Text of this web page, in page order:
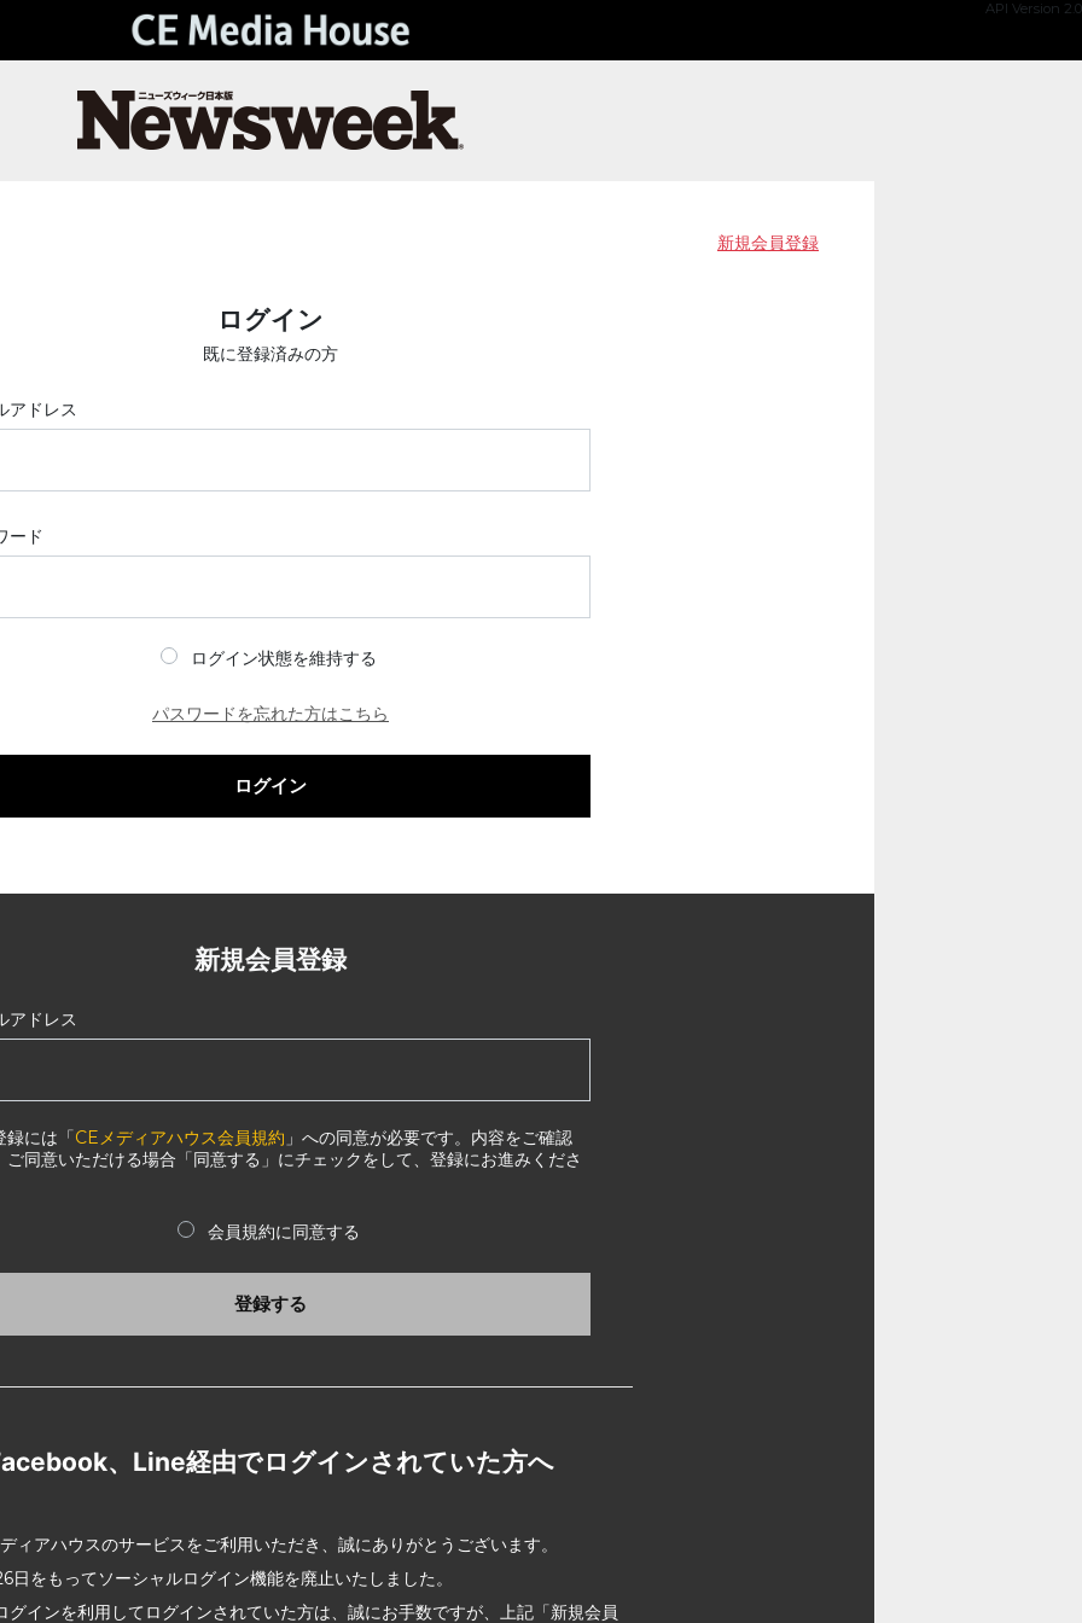
API Version 2.0
新規会員登録
ログイン
既に登録済みの方
アドレス
ード
ログイン状態を維持する
パスワードを忘れた方はこちら
ログイン
新規会員登録
アドレス
録には「CEメディアハウス会員規約 」への同意が必要です。内容をご確認
ご同意いただける場合「同意する」にチェックをして、登録にお進みくださ
会員規約に同意する
登録する
、Line経由でログインされていた方へ
ィアハウスのサービスをご利用いただき、誠にありがとうございます。
日をもってソーシャルログイン機能を廃止いたしました。
グインを利用してログインされていた方は、誠にお手数ですが、上記「新規会員